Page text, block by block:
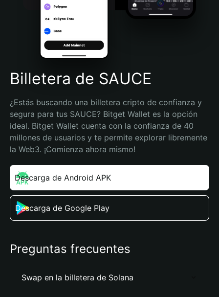
Português (Brasil)
Español (Argentina)
Billetera de SAUCE
¿Estás buscando una billetera cripto de confianza y
segura para tus SAUCE? Bitget Wallet es la opción
ideal. Bitget Wallet cuenta con la confianza de 40
millones de usuarios y te permite explorar libremente
la Web3. ¡Comienza ahora mismo!
Descarga de Android APK
Descarga de Google Play
Preguntas frecuentes
Swap en la billetera de Solana